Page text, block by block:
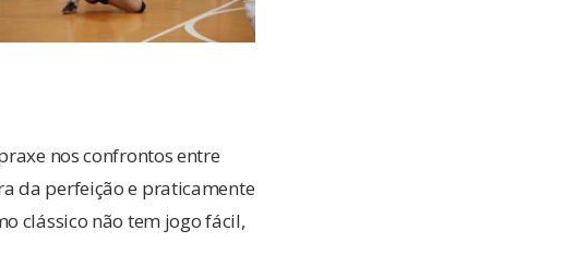
nos confrontos entre
da perfeição e praticamente
clássico não tem jogo fácil,